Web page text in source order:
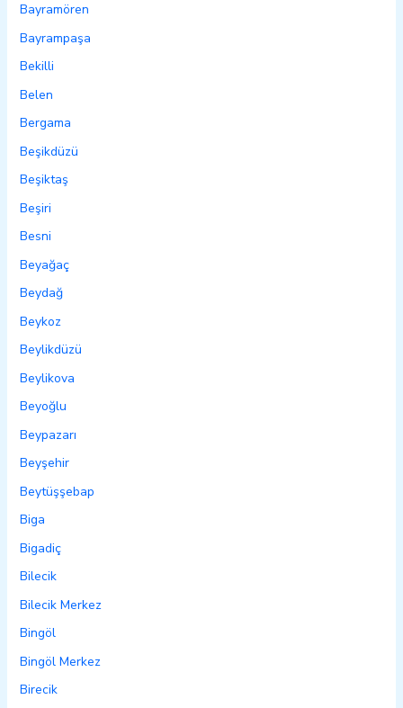
Bayramören
Bayrampaşa
Bekilli
Belen
Bergama
Beşikdüzü
Beşiktaş
Beşiri
Besni
Beyağaç
Beydağ
Beykoz
Beylikdüzü
Beylikova
Beyoğlu
Beypazarı
Beyşehir
Beytüşşebap
Biga
Bigadiç
Bilecik
Bilecik Merkez
Bingöl
Bingöl Merkez
Birecik